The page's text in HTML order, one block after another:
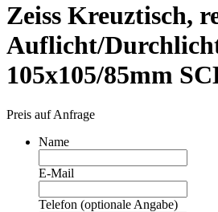
Zeiss Kreuztisch,
Auflicht/
105x105/85mm
Preis auf Anfrage
Name
E-Mail
Telefon (optionale Angabe)